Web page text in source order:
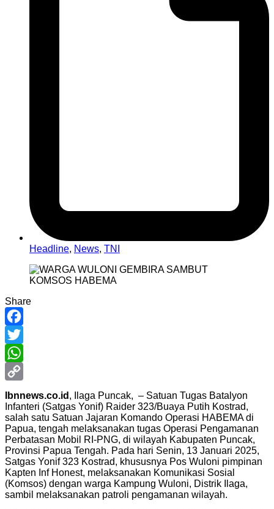
Headline, News, TNI
Share
Facebook
Twitter
WhatsApp
Copy
Link
Ibnnews.co.id , Ilaga Puncak, – Satuan Tugas Batalyon
Infanteri (Satgas Yonif) Raider 323/Buaya Putih Kostrad,
salah satu Satuan Jajaran Komando Operasi HABEMA di
Papua, tengah melaksanakan tugas Operasi Pengamanan
Perbatasan Mobil RI-PNG, di wilayah Kabupaten Puncak,
Provinsi Papua Tengah. Pada hari Senin, 13 Januari 2025,
Satgas Yonif 323 Kostrad, khususnya Pos Wuloni pimpinan
Kapten Inf Honest, melaksanakan Komunikasi Sosial
(Komsos) dengan warga Kampung Wuloni, Distrik Ilaga,
sambil melaksanakan patroli pengamanan wilayah.